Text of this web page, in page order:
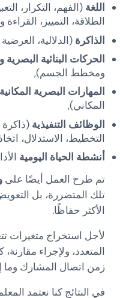
اللغة (الفهم، التكرار،
الطلاقة، التمييز، القراءة
الذاكرة (الدلالية،
الحركات البنائية البصرية
ومخطط الجسم),
المهارات البصرية المكانية
المكاني),
الوظائف التنفيذية (ذاكرة
التخطيط، الاستدلال،
أنشطة الحياة اليومية
تم طرح العمل أيضًا على
تلك المتضررة، بل
الأكثر حفاظًا.
لأجل استخراج متغيرات
المتعدد، ولإجراء
زمن اتصال المشارك وما
في النتائج كنا نعتمد